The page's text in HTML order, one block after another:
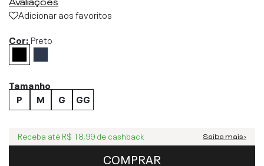
Adicionar aos favoritos
Cor:Preto
Tamanho
P
M G GG
Receba até R$ 18,99 de cashback Saiba mais ›
COMPRAR